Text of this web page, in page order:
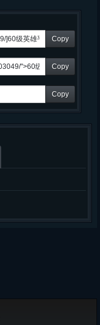
Copy
Copy
Copy